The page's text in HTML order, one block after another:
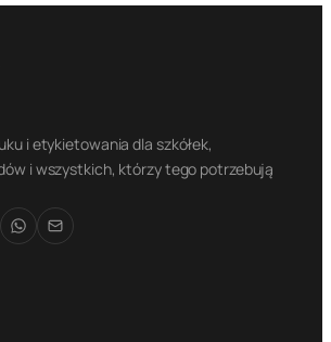
i etykietowania dla szkółek,
i wszystkich, którzy tego potrzebują